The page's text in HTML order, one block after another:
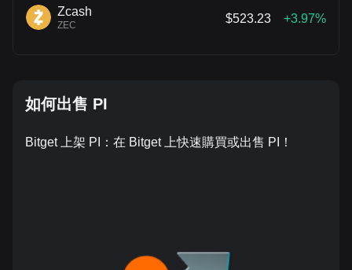
Zcash
ZEC
$523.23 +3.97%
如何出售 PI
Bitget 上架 PI：在 Bitget 上快速購買或出售 PI！